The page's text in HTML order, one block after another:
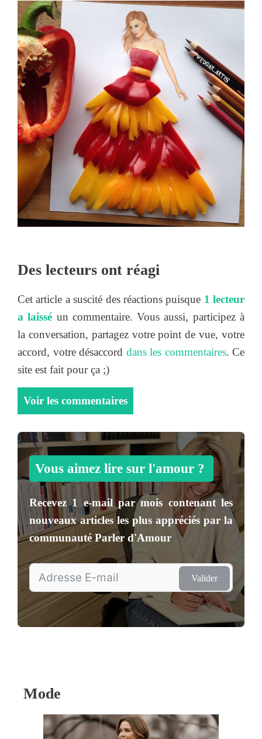
Des lecteurs ont réagi
Cet article a suscité des réactions puisque 1 lecteur
a laissé un commentaire. Vous aussi, participez à
la conversation, partagez votre point de vue, votre
accord, votre désaccord dans les commentaires. Ce
site est fait pour ça ;)
Voir les commentaires
Vous aimez lire sur l'amour ?
Recevez1 e-mail par mois contenant les
nouveaux articles les plus appréciés par la
communautéParler d'Amour
Valider
Mode